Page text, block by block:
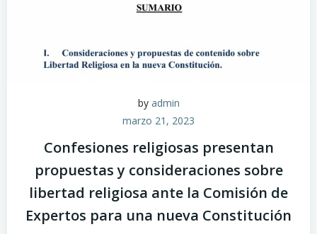
by admin
marzo 21, 2023
Confesiones religiosas presentan
propuestas y consideraciones sobre
libertad religiosa ante la Comisión de
Expertos para una nueva Constitución